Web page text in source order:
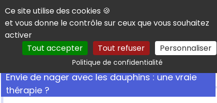
Panneau de gestion des cookies
Ce site utilise des cookies 🍪
et vous donne le contrôle sur ceux que vous souhaitez
activer
Tout accepter
Tout refuser Personnaliser
Politique de confidentialitéRechercher
Envie de nager avec les dauphins : une vraie
thérapie ?